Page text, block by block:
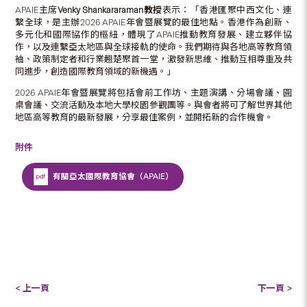
APAIE主席Venky Shankararaman教授表示：「香港匯聚中西文化、連
繫全球，是主辦2026 APAIE年會暨展覽的最佳地點。香港作為創新、
多元化和國際協作的樞紐，體現了APAIE推動教育發展、建立夥伴協
作，以及連繫亞太地區與全球接軌的使命。我們期待與各地高等教育領
袖、政策制定者和行業翹楚聚首一堂，激發新思維、推動互相尊重及共
同進步，創造國際教育領域的新機遇。」
2026 APAIE年會暨展覽將包括會前工作坊、主題演講、分場會議、圓
桌會議、交流活動及本地大學校園參觀團等。與會者將可了解世界其他
地區高等教育的最新發展，分享最佳案例，並開拓新的合作機會。
附件
有關亞太國際教育協會（APAIE）
< 上一頁 下一頁 >